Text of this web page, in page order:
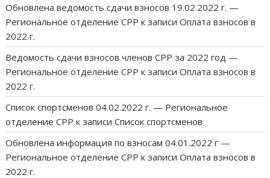
Обновлена ведомость сдачи взносов 19.02.2022 г. —
Региональное отделение СРР к записиОплата взносов в
2022 г.
Ведомость сдачи взносов членов СРР за 2022 год —
Региональное отделение СРР к записиОплата взносов в
2022 г.
Список спортсменов 04.02.2022 г. — Региональное
отделение СРР к записиСписок спортсменов
Обновлена информация по взносам 04.01.2022 г —
Региональное отделение СРР к записиОплата взносов в
2022 г.